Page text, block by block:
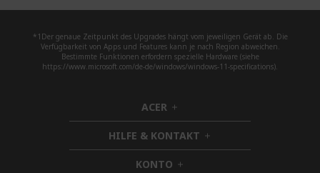
*1Der genaue Zeitpunkt des Upgrades hängt vom jeweiligen Gerät ab. Die
Verfügbarkeit von Apps und Features kann je nach Region abweichen.
Bestimmte Funktionen erfordern spezielle Hardware (siehe
https://www.microsoft.com/de-de/windows/windows-11-specifications).
ACER h
i
d
d
e
HILFE & KONTAKT h
i
KONTO h